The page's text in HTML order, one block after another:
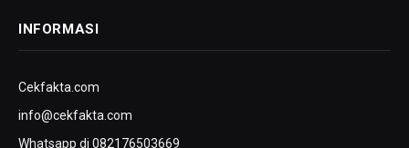
INFORMASI
Cekfakta.com
info@cekfakta.com
Whatsapp di 082176503669